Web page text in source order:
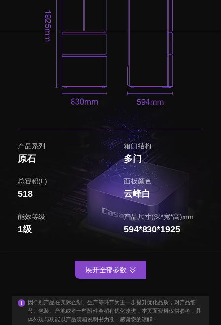
产品系列
原石
箱门结构
多门
总容积(L)
518
面板颜色
云峰白
能效等级
1级
产品尺寸(深*宽*高)mm
594*830*1925
因个别产品在实际企划、生产等环节为进一步提升优化品质，对产品细
节、包装、产地或者一些附件会稍有优化改进，本页面资料仅供参考，具
体外观与功能以产品装箱说明书为准，感谢您的谅解！
展开全部参数